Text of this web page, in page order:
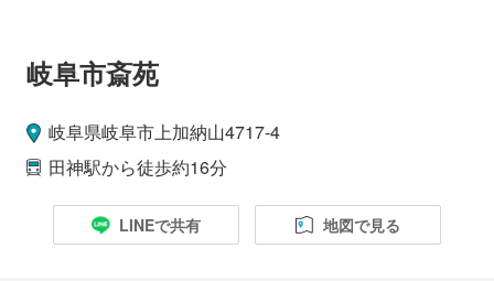
岐阜市斎苑
岐阜県岐阜市上加納山4717-4
田神駅から徒歩約16分
LINEで共有 地図で見る